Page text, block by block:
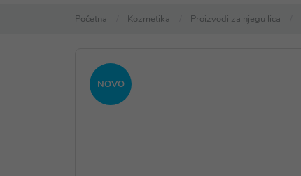
Početna Kozmetika Proizvodi za njegu lica
NOVO